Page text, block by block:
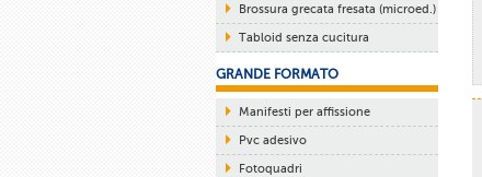
Brossura grecata fresata (microed.)
Tabloid senza cucitura
GRANDE FORMATO
Manifesti per affissione
Pvc adesivo
Fotoquadri